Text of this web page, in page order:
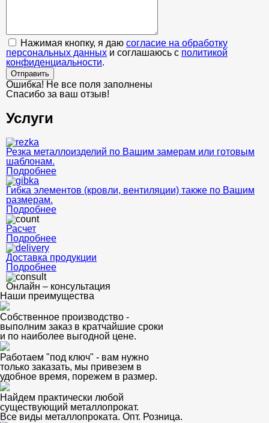
Нажимая кнопку, я даю согласие на обработку
персональных данных и соглашаюсь с политикой
конфиденциальности.
Отправить
Ошибка! Не все поля заполнены
Спасибо за ваш отзыв!
Услуги
Резка металлоизделий по Вашим замерам или готовым
шаблонам.
Подробнее
Гибка элементов (кровли, вентиляции) также по Вашим
размерам.
Подробнее
Расчет
Подробнее
Доставка продукции
Подробнее
Онлайн – консультация
Наши преимущества
Собственное производство -
выполним заказ в кратчайшие сроки
и по наиболее выгодной цене.
Работаем "под ключ" - вам нужно
только заказать, мы привезем в
удобное время, порежем в размер.
Найдем практически любой
существующий металлопрокат.
Все виды металлопроката. Опт. Розница.